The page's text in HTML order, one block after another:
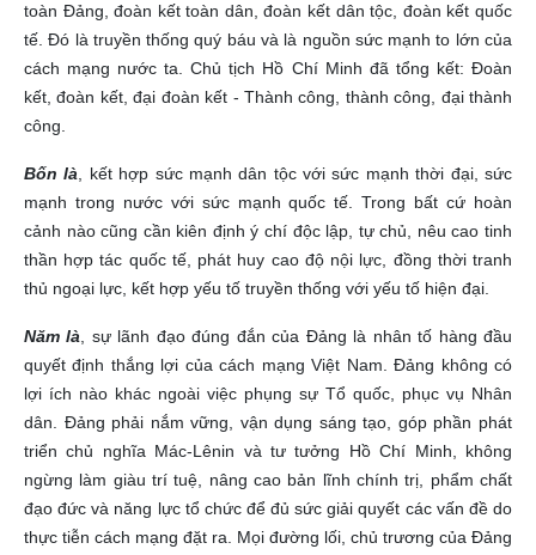
toàn Đảng, đoàn kết toàn dân, đoàn kết dân tộc, đoàn kết quốc
tế. Đó là truyền thống quý báu và là nguồn sức mạnh to lớn của
cách mạng nước ta. Chủ tịch Hồ Chí Minh đã tổng kết: Đoàn
kết, đoàn kết, đại đoàn kết - Thành công, thành công, đại thành
công.
Bốn là , kết hợp sức mạnh dân tộc với sức mạnh thời đại, sức
mạnh trong nước với sức mạnh quốc tế. Trong bất cứ hoàn
cảnh nào cũng cần kiên định ý chí độc lập, tự chủ, nêu cao tinh
thần hợp tác quốc tế, phát huy cao độ nội lực, đồng thời tranh
thủ ngoại lực, kết hợp yếu tố truyền thống với yếu tố hiện đại.
Năm là , sự lãnh đạo đúng đắn của Đảng là nhân tố hàng đầu
quyết định thắng lợi của cách mạng Việt Nam. Đảng không có
lợi ích nào khác ngoài việc phụng sự Tổ quốc, phục vụ Nhân
dân. Đảng phải nắm vững, vận dụng sáng tạo, góp phần phát
triển chủ nghĩa Mác-Lênin và tư tưởng Hồ Chí Minh, không
ngừng làm giàu trí tuệ, nâng cao bản lĩnh chính trị, phẩm chất
đạo đức và năng lực tổ chức để đủ sức giải quyết các vấn đề do
thực tiễn cách mạng đặt ra. Mọi đường lối, chủ trương của Đảng